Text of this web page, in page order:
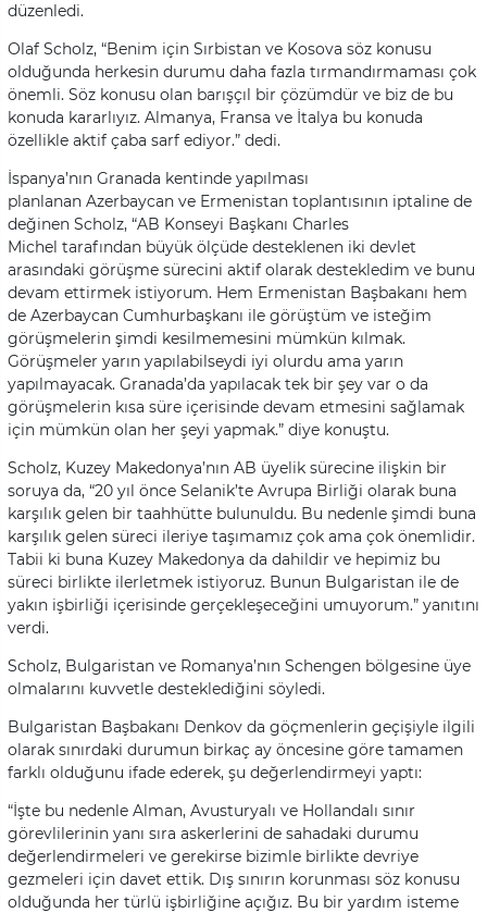
düzenledi.
Olaf Scholz, “Benim için Sırbistan ve Kosova söz konusu
olduğunda herkesin durumu daha fazla tırmandırmaması çok
önemli. Söz konusu olan barışçıl bir çözümdür ve biz de bu
konuda kararlıyız. Almanya, Fransa ve İtalya bu konuda
özellikle aktif çaba sarf ediyor.” dedi.
İspanya’nın Granada kentinde yapılması
planlanan Azerbaycan ve Ermenistan toplantısının iptaline de
değinen Scholz, “AB Konseyi Başkanı Charles
Michel tarafından büyük ölçüde desteklenen iki devlet
arasındaki görüşme sürecini aktif olarak destekledim ve bunu
devam ettirmek istiyorum. Hem Ermenistan Başbakanı hem
de Azerbaycan Cumhurbaşkanı ile görüştüm ve isteğim
görüşmelerin şimdi kesilmemesini mümkün kılmak.
Görüşmeler yarın yapılabilseydi iyi olurdu ama yarın
yapılmayacak. Granada’da yapılacak tek bir şey var o da
görüşmelerin kısa süre içerisinde devam etmesini sağlamak
için mümkün olan her şeyi yapmak.” diye konuştu.
Scholz, Kuzey Makedonya’nın AB üyelik sürecine ilişkin bir
soruya da, “20 yıl önce Selanik’te Avrupa Birliği olarak buna
karşılık gelen bir taahhütte bulunuldu. Bu nedenle şimdi buna
karşılık gelen süreci ileriye taşımamız çok ama çok önemlidir.
Tabii ki buna Kuzey Makedonya da dahildir ve hepimiz bu
süreci birlikte ilerletmek istiyoruz. Bunun Bulgaristan ile de
yakın işbirliği içerisinde gerçekleşeceğini umuyorum.” yanıtını
verdi.
Scholz, Bulgaristan ve Romanya’nın Schengen bölgesine üye
olmalarını kuvvetle desteklediğini söyledi.
Bulgaristan Başbakanı Denkov da göçmenlerin geçişiyle ilgili
olarak sınırdaki durumun birkaç ay öncesine göre tamamen
farklı olduğunu ifade ederek, şu değerlendirmeyi yaptı:
“İşte bu nedenle Alman, Avusturyalı ve Hollandalı sınır
görevlilerinin yanı sıra askerlerini de sahadaki durumu
değerlendirmeleri ve gerekirse bizimle birlikte devriye
gezmeleri için davet ettik. Dış sınırın korunması söz konusu
olduğunda her türlü işbirliğine açığız. Bu bir yardım isteme